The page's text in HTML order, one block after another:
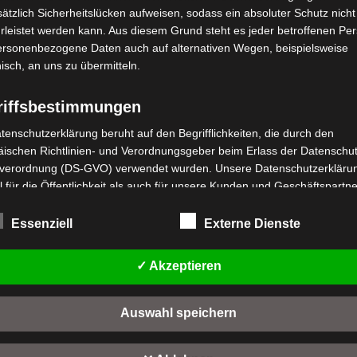
LENKERSCHAFT
Kostenloser Versand
VB7 VORDERES
BREMSKABEL
Bewertet
0
5
19,00
IN DEN WARENKORB
Sicherheitslücken aufweisen, sodass ein absoluter Schutz nicht
werden kann. Aus diesem Grund steht es jeder betroffenen
Daten auch auf alternativen Wegen, beispielsweise
an uns zu übermitteln.
beruht auf den Begrifflichkeiten, die durch den
Richtlinien- und Verordnungsgeber beim Erlass der
(DS-GVO) verwendet wurden. Unsere
für die Öffentlichkeit als auch für unsere Kunden und
Begrifflichkeiten erläutern.
a) personenbezogene Daten
Personenbezogene Daten sind alle Informationen, die sich auf eine
identifizierte oder identifizierbare natürliche Person (im Folgenden
Essenziell Externe Dienste
✓ Akzeptieren
Auswahl speichern